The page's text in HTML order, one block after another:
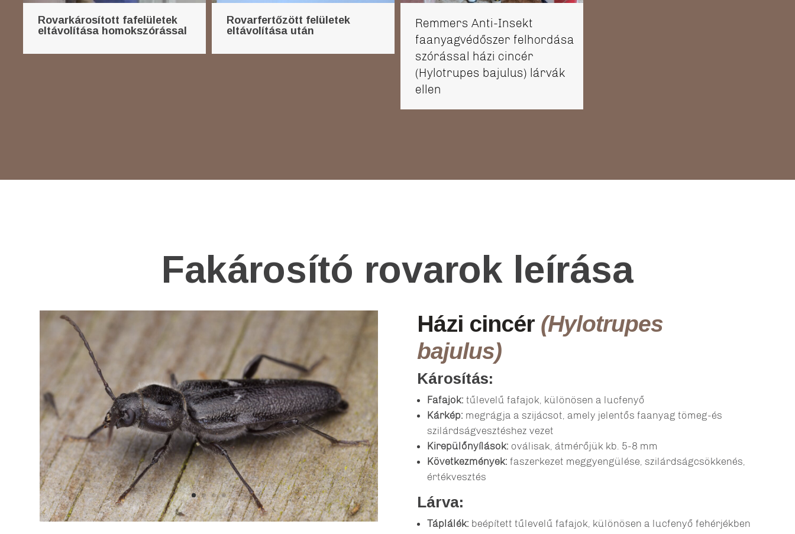
Rovarkárosított fafelületek
eltávolítása homokszórással
Rovarfertőzött felületek
eltávolítása után
Remmers Anti-Insekt
faanyagvédőszer felhordása
szórással házi cincér
(Hylotrupes bajulus) lárvák
ellen
Fakárosító rovarok leírása
Házi cincér (Hylotrupes
bajulus)
Károsítás:
Fafajok: tűlevelű fafajok, különösen a lucfenyő
Kárkép: megrágja a szijácsot, amely jelentős faanyag tömeg-és
szilárdságvesztéshez vezet
Kirepülőnyílások: oválisak, átmérőjük kb. 5-8 mm
Következmények: faszerkezet meggyengülése, szilárdságcsökkenés,
értékvesztés
Lárva:
Táplálék: beépített tűlevelű fafajok, különösen a lucfenyő fehérjékben